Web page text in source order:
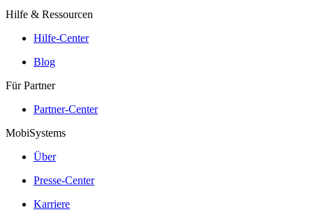
Hilfe & Ressourcen
Hilfe-Center
Blog
Für Partner
Partner-Center
MobiSystems
Über
Presse-Center
Karriere